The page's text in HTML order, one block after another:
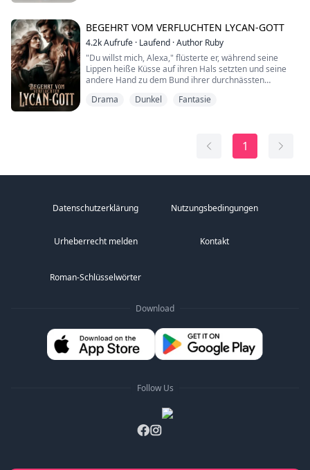
Rudels zu wählen und die perfekte Verbindung zu
arrangieren. Ava Maynard, ein Mitglied des Mondlicht-
Rud...
BEGEHRT VOM VERFLUCHTEN LYCAN-GOTT
4.2kAufrufe · Laufend ·Author Ruby
"Du willst mich, Alexa," flüsterte er, während seine
Lippen heiße Küsse auf ihren Hals setzten und seine
andere Hand zu dem Bund ihrer durchnässten
einfach akzeptieren?" Sie stöhnte laut auf, als seine
akzeptieren, Zade. Kehre zurück in die Höll...
Drama Dunkel Fantasie
1
Datenschutzerklärung Nutzungsbedingungen
Urheberrecht melden Kontakt
Roman-Schlüsselwörter
Download
Follow Us